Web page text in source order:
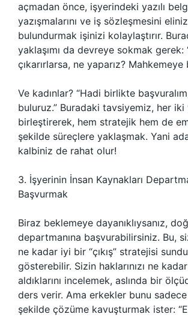
açmadan önce, işyerindeki yazılı
yazışmalarını ve iş sözleşmesini
bulundurmak işinizi kolaylaştırır.
yaklaşımı da devreye sokmak gerek:
çıkarırlarsa, ne yaparız? Mahkemeye
Ve kadınlar? “Hadi birlikte
buluruz.” Buradaki tavsiyemiz, her iki
birleştirerek, hem stratejik hem de
şekilde süreçlere yaklaşmak. Yani
kalbiniz de rahat olur!
3. İşyerinin İnsan Kaynakları
Başvurmak
Biraz beklemeye dayanıklıysanız,
departmanına başvurabilirsiniz. Bu,
ne kadar iyi bir “çıkış” stratejisi
gösterebilir. Sizin haklarınızı ne
aldıklarını incelemek, aslında bir
ders verir. Ama erkekler bunu
şekilde çözüme kavuşturmak ister: